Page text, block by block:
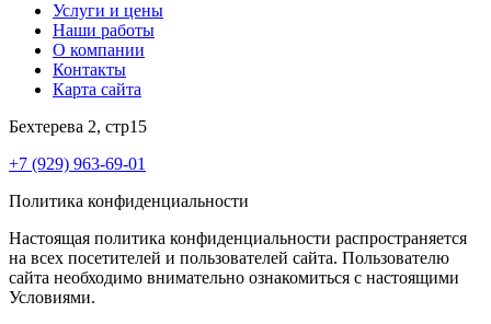
Услуги и цены
Наши работы
О компании
Контакты
Карта сайта
Бехтерева 2, стр15
+7 (929) 963-69-01
Политика конфиденциальности
Настоящая политика конфиденциальности распространяется
на всех посетителей и пользователей сайта. Пользователю
сайта необходимо внимательно ознакомиться с настоящими
Условиями.